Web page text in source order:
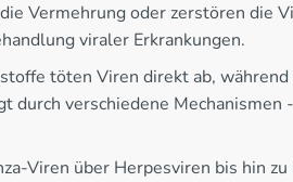
Vermehrung oder zerstören die
viraler Erkrankungen.
töten Viren direkt ab,
verschiedene Mechanismen
Viren über Herpesviren bis hin